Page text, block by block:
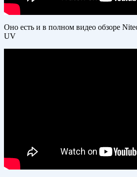
Оно есть и в полном видео обзоре
UV